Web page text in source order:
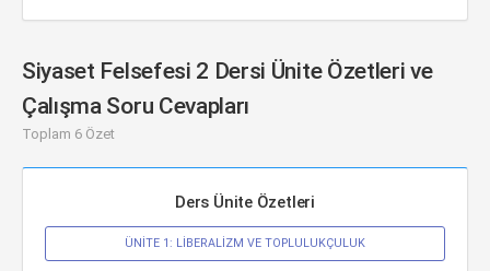
Siyaset Felsefesi 2 Dersi Ünite Özetleri ve
Çalışma Soru Cevapları
Toplam 6 Özet
Ders Ünite Özetleri
ÜNİTE 1: LİBERALİZM VE TOPLULUKÇULUK